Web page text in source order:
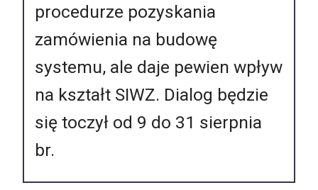
procedurze pozyskania
zamówienia na budowę
systemu, ale daje pewien wpływ
na kształt SIWZ. Dialog będzie
się toczył od 9 do 31 sierpnia
br.